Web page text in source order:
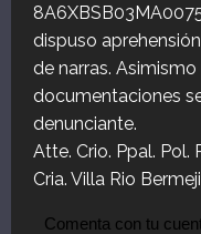
dispuso
de narras.
documentaciones
denunciante.
Atte. Crio. Ppal. Pol.
Cria. Villa Rio
Comenta con tu